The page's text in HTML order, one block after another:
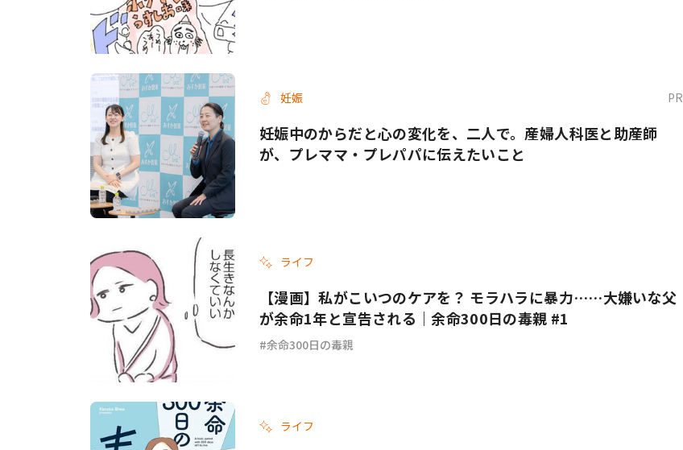
妊娠 PR
妊娠中のからだと心の変化を、二人で。産婦人科医と助産師
が、プレママ・プレパパに伝えたいこと
ライフ
【漫画】私がこいつのケアを？ モラハラに暴力……大嫌いな父
が余命1年と宣告される｜余命300日の毒親 #1
余命300日の毒親
ライフ